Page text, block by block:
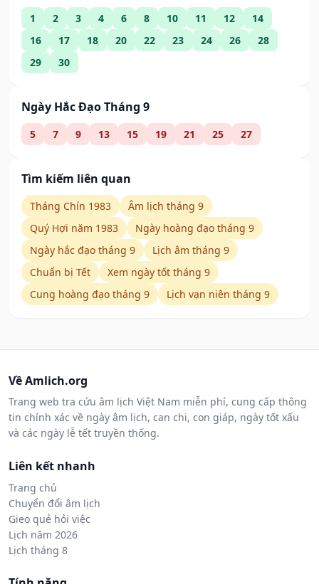
1 2 3 4 6 8 10 11 12
14
16
17 18 20 22 23 24 26
28
29
30
Ngày Hắc Đạo Tháng 9
5 7 9 13 15 19 21 25 27
Tìm kiếm liên quan
Tháng Chín 1983
Âm lịch tháng 9
Quý Hợi năm 1983
Ngày hoàng đạo tháng 9
Ngày hắc đạo tháng 9
Lịch âm tháng 9
Chuẩn bị Tết
Xem ngày tốt tháng 9
Cung hoàng đạo tháng 9
Lịch vạn niên tháng 9
Về Amlich.org
Trang web tra cứu âm lịch Việt Nam miễn phí, cung cấp thông
tin chính xác về ngày âm lịch, can chi, con giáp, ngày tốt xấu
và các ngày lễ tết truyền thống.
Liên kết nhanh
Trang chủ
Chuyển đổi âm lịch
Gieo quẻ hỏi việc
Lịch năm 2026
Lịch tháng 8